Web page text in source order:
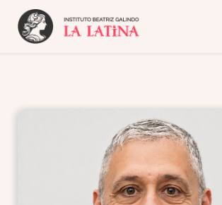
Inicio
Admisión y Becas